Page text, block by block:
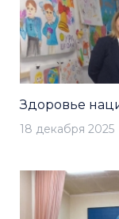
Здоровье
18 декабря 2025